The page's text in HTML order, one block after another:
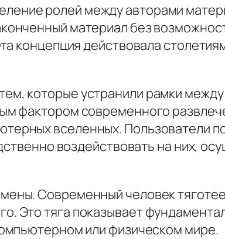
ролей между авторами
материал без
концепция действовала
которые устранили рамки
фактором современного
вселенных. Пользователи
воздействовать на них,
Современный человек
Это тяга показывает
или физическом мире.